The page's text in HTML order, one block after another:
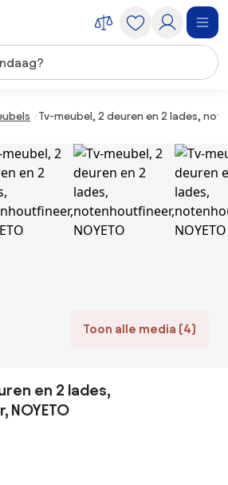
Tv-meubel, 2 deuren en 2 lades,
Toon alle media (4)
en 2 lades,